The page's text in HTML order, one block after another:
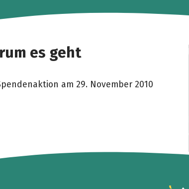
es geht
am 29. November 2010